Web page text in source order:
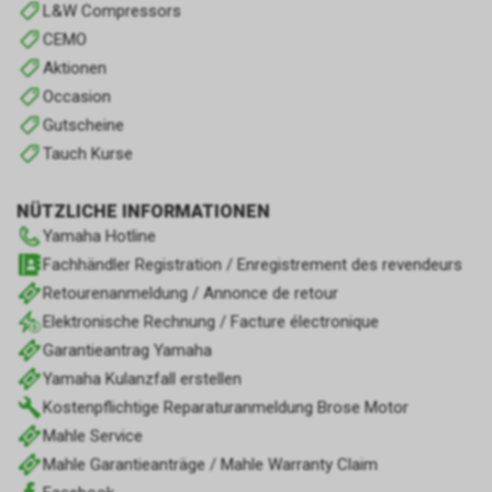
L&W Compressors
CEMO
Aktionen
Occasion
Gutscheine
Tauch Kurse
NÜTZLICHE INFORMATIONEN
Yamaha Hotline
Fachhändler Registration / Enregistrement des revendeurs
Retourenanmeldung / Annonce de retour
Elektronische Rechnung / Facture électronique
Garantieantrag Yamaha
Yamaha Kulanzfall erstellen
Kostenpflichtige Reparaturanmeldung Brose Motor
Mahle Service
Mahle Garantieanträge / Mahle Warranty Claim